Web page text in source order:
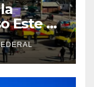
Este en
de